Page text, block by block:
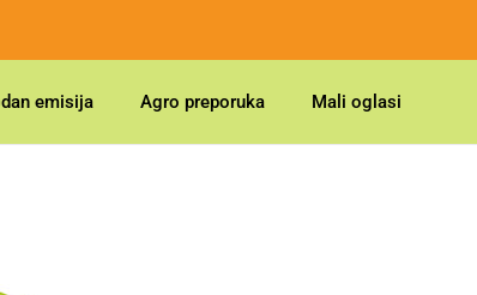
emisija Agro preporuka Mali oglasi